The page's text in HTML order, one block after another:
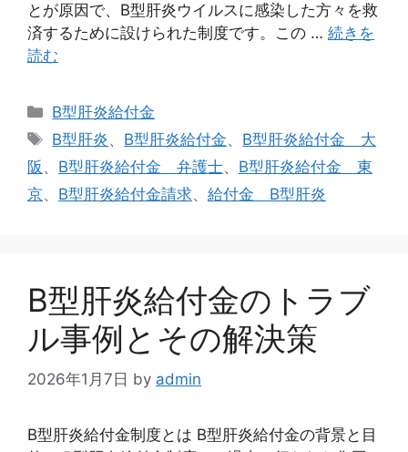
とが原因で、B型肝炎ウイルスに感染した方々を救
済するために設けられた制度です。この … 続きを
読む
カ
テ
リ
ー
B型肝炎給付金
タ
グ
B型肝炎、 B型肝炎給付金、 B型肝炎給付金 大
阪 、 B型肝炎給付金 弁護士、 B型肝炎給付金 東
京、 B型肝炎給付金請求、 給付金 B型肝炎
B型肝炎給付金のトラブ
ル事例とその解決策
2026年1月7日 by admin
B型肝炎給付金制度とは B型肝炎給付金の背景と目